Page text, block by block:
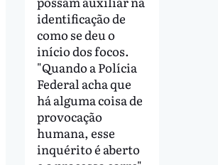
identificação de
como se deu o
início dos focos.
"Quando a Polícia
Federal acha que
há alguma coisa de
provocação
humana, esse
inquérito é aberto